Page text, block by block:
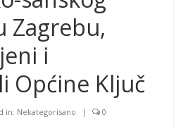
Zagrebu,
i
Općine Ključ
in: Nekategorisano | 0